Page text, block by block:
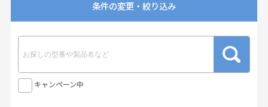
条件の変更・絞り込み
キャンペーン中